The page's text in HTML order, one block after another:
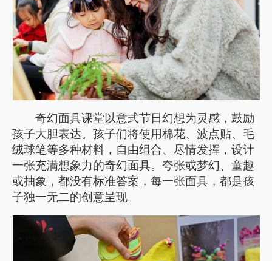
奇幻面具课堂以意式节日幻想为灵感，鼓励
孩子大胆表达。孩子们将使用棉花、波点贴、毛
绒球笔等多种材料，自由组合、尽情发挥，设计
一张充满想象力的奇幻面具。夸张或梦幻、童趣
或抽象，都没有标准答案，每一张面具，都是孩
子独一无二的创意呈现。